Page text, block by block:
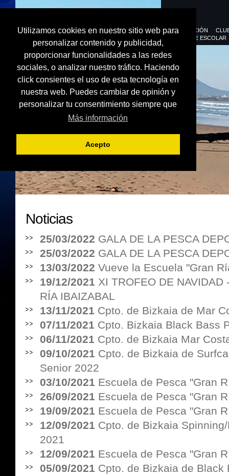
Utilizamos cookies en nuestro sitio web para
personalizar contenido y publicidad,
proporcionar funcionalidades a las redes
sociales, o analizar nuestro tráfico. Haciendo
click consientes el uso de esta tecnología en
nuestra web. Puedes cambiar de opinión y
personalizar tu consentimiento siempre que
Más información
Acepto
FEDERACIÓN
DEPORTE ESCOLAR
Noticias
25/03/2022 GALA DE LA PESCA
25/03/2022 GALA DE LA PESCA
13/03/2022 Vueve la Escuela "Gran
19/12/2021 XI TROFEO DE NAVIDAD
RÍA IBAIZABAL
13/11/2021 Cpto. de Bizkaia de Mar
07/11/2021 Cpto. Bizkaia Black Bass
06/11/2021 Cpto. de Bizkaia Mar
09/10/2021 Cpto. de Bizkaia de
Senior 2022
03/10/2021 Escuela de Pesca "Gran
26/09/2021 Escuela de Pesca "Gran
19/09/2021 Escuela de Pesca "Gran
12/09/2021 Cpto. de Bizkaia
2021
12/09/2021 Escuela de Pesca "Gran
05/09/2021 Cpto. de Bizkaia de Black